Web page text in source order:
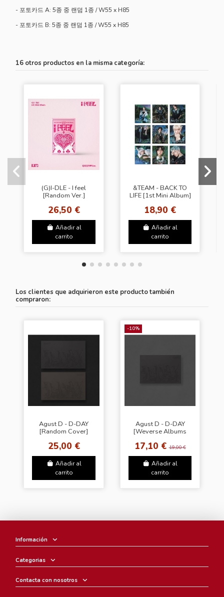
- 포토카드 A: 5종 중 랜덤 1종 / W55 x H85
- 포토카드 B: 5종 중 랜덤 1종 / W55 x H85
16 otros productos en la misma categoría:
(G)I-DLE - I feel
[Random Ver.]
26,50 €
Añadir al
carrito
&TEAM - BACK TO
LIFE [1st Mini Album]
(9Types Random) +
POB LUCKY DRAW...
18,90 €
Añadir al
carrito
Los clientes que adquirieron este producto también
compraron:
Agust D - D-DAY
[Random Cover]
25,00 €
Añadir al
carrito
-10%
Agust D - D-DAY
[Weverse Albums
17,10 €19,00 €
Añadir al
carrito
Información
Categorias
Contacta con nosotros